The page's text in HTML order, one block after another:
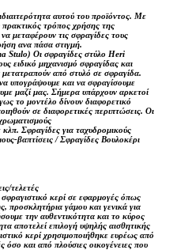
αυτού του προϊόντος. Με
τρόπος χρήσης της
μεταφέρουν τις σφραγίδες τους
ανα πάσα στιγμή.
Stulo) Οι σφραγίδες στύλο Heri
ειδικό μηχανισμό σφραγίδας και
από στυλό σε σφραγίδα.
υπογράψουμε και να σφραγίσουμε
μαζί μας. Σήμερα υπάρχουν αρκετοί
το μοντέλο δίνουν διαφορετικό
σε διαφορετικές περιπτώσεις. Οι
Σφραγίδες για ταχυδρομικούς
βαπτίσεις / Σφραγίδες Βουλοκέρι
τελετές
κερί σε εφαρμογές όπως
προσκλητήρια γάμου και γενικά για
την αυθεντικότητα και το κύρος
αποτελεί επιλογή υψηλής αισθητικής
κερί χρησιμοποιήθηκε ευρέως από
και από πλούσιες οικογένειες που